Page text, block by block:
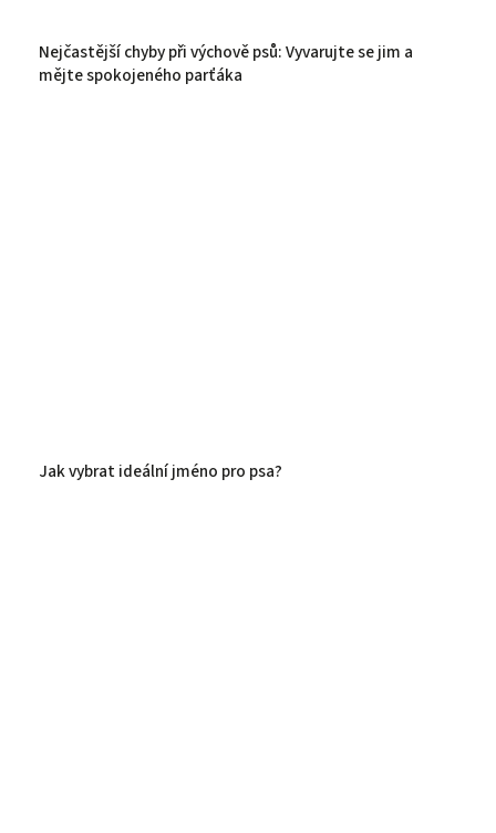
Nejčastější chyby při výchově psů: Vyvarujte se jim a
mějte spokojeného parťáka
Jak vybrat ideální jméno pro psa?